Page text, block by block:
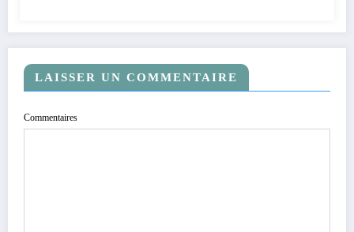
LAISSER UN COMMENTAIRE
Commentaires